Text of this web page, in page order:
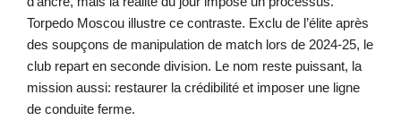
Torpedo Moscou illustre ce contraste. Exclu de l’élite après
des soupçons de manipulation de match lors de 2024-25, le
club repart en seconde division. Le nom reste puissant, la
mission aussi: restaurer la crédibilité et imposer une ligne
de conduite ferme.